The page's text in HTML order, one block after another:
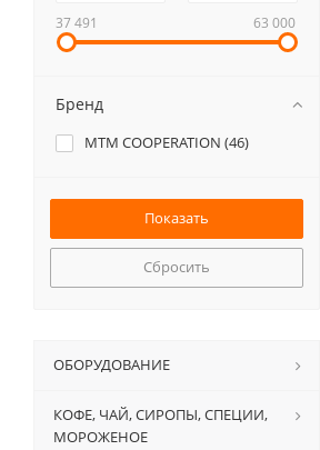
37 491 63 000
Бренд
MTM COOPERATION (46)
Сбросить
ОБОРУДОВАНИЕ
КОФЕ, ЧАЙ, СИРОПЫ, СПЕЦИИ,
МОРОЖЕНОЕ